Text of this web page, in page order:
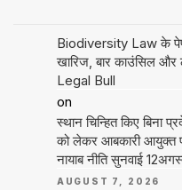
Biodiversity Law के
खारिज, बार काउंसिल और
Legal Bull
on
स्थान चिन्हित किए
को लेकर आबकारी आयुक्त
नायाब नीति सुनवाई
AUGUST 7, 2026